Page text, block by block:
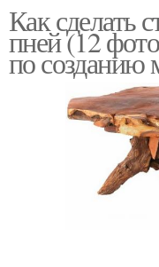
Подсвечники из
Горшочек из пней
Как сделать
пней (12
по созданию